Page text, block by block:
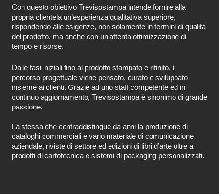
Con questo obiettivo Trevisostampa intende fornire alla
propria clientela un’esperienza qualitativa superiore,
rispondendo alle esigenze, non solamente in termini di qualità
del prodotto, ma anche con un’attenta ottimizzazione di
tempo e risorse.
Dalle fasi iniziali fino al prodotto stampato e rifinito, il
percorso progettuale viene pensato, curato e sviluppato
insieme ai clienti. Grazie ad uno staff competente ed in
continuo aggiornamento, Trevisostampa è sinonimo di grande
passione.
La stessa che contraddistingue da anni la produzione di
cataloghi commerciali e vario materiale di comunicazione
aziendale, riviste di settore ed edizioni di libri d’arte oltre a
prodotti di cartotecnica e sistemi di packaging personalizzati.